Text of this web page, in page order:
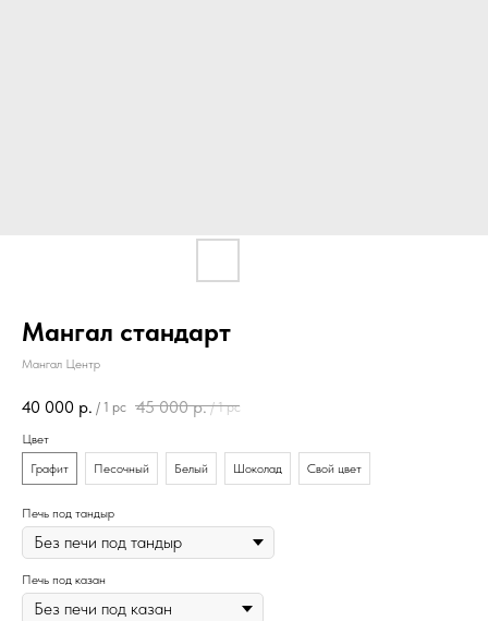
Мангал стандарт
Мангал Центр
40 000 р. / 1 pc 45 000 р. / 1 pc
Цвет
Графит
Песочный Белый Шоколад Свой цвет
Печь под тандыр
Печь под казан